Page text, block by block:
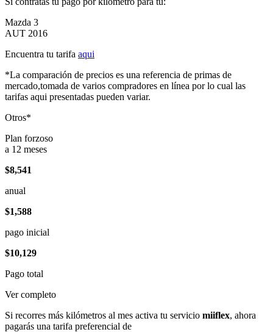
Mazda 3
AUT 2016
Encuentra tu tarifa aqui
*La comparación de precios es una referencia de primas de
mercado,tomada de varios compradores en línea por lo cual las
tarifas aqui presentadas pueden variar.
Otros*
Plan forzoso
a 12 meses
$8,541
anual
$1,588
pago inicial
$10,129
Pago total
Ver completo
Si recorres más kilómetros al mes activa tu servicio miiflex, ahora
pagarás una tarifa preferencial de